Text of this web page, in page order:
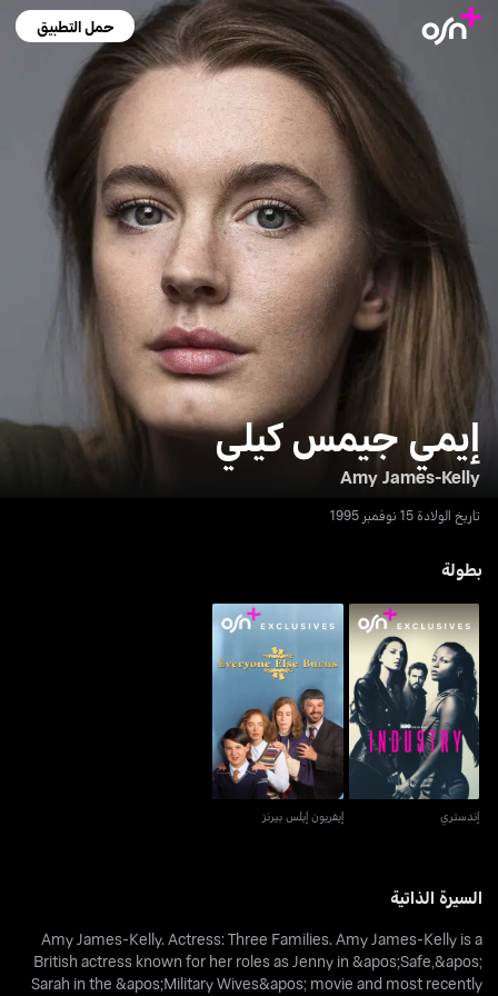
حمل التطبيق
إيمي جيمس كيلي
Amy James-Kelly
تاريخ الولادة 15 نوفمبر 1995
بطولة
إندستري
إندستري
إيفريون إيلس بيرنز
إيفريون إيلس بيرنز
السيرة الذاتية
Amy James-Kelly. Actress: Three Families. Amy James-Kelly is a
British actress known for her roles as Jenny in &apos;Safe,&apos;
Sarah in the &apos;Military Wives&apos; movie and most recently